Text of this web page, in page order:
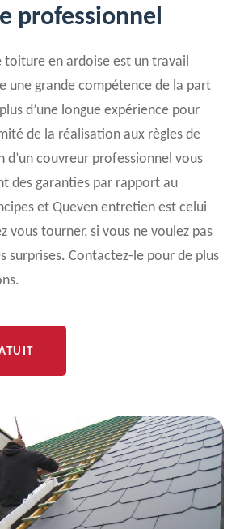
professionnel
toiture en ardoise est un travail
une grande compétence de la part
d’une longue expérience pour
de la réalisation aux règles de
d’un couvreur professionnel vous
des garanties par rapport au
et Queven entretien est celui
vous tourner, si vous ne voulez pas
surprises. Contactez-le pour de plus